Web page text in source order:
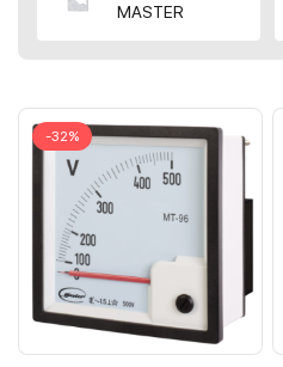
MASTER
-32%